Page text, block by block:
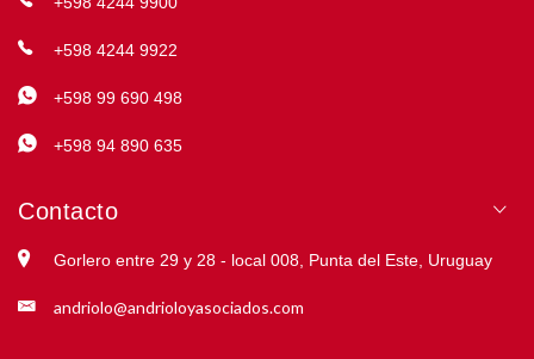
+598 4244 9922
+598 99 690 498
+598 94 890 635
Contacto
Gorlero entre 29 y 28 - local 008, Punta del Este, Uruguay
andriolo@andrioloyasociados.com